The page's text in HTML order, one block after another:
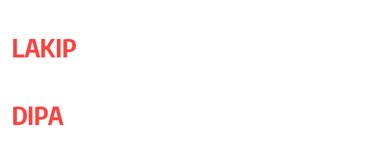
LAKIP
DIPA